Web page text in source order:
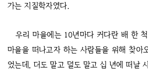
가는 지질학자였다.
우리 마을에는 10년마다 커다란 배 한
마을을 떠나고자 하는 사람들을 위해 찾아
었는데, 더도 말고 덜도 말고 십 년에 떠날